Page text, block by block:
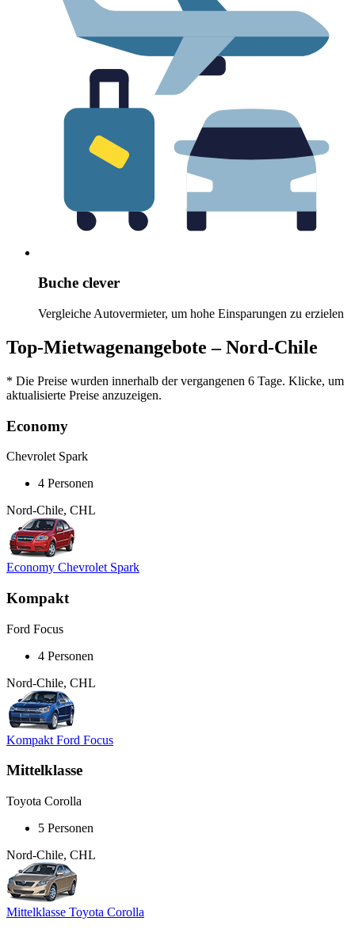
Buche clever
Vergleiche Autovermieter, um hohe Einsparungen zu erzielen
Top-Mietwagenangebote – Nord-Chile
* Die Preise wurden innerhalb der vergangenen 6 Tage. Klicke, um
aktualisierte Preise anzuzeigen.
Economy
Chevrolet Spark
4 Personen
Nord-Chile, CHL
Economy Chevrolet Spark
Kompakt
Ford Focus
4 Personen
Nord-Chile, CHL
Kompakt Ford Focus
Mittelklasse
Toyota Corolla
5 Personen
Nord-Chile, CHL
Mittelklasse Toyota Corolla